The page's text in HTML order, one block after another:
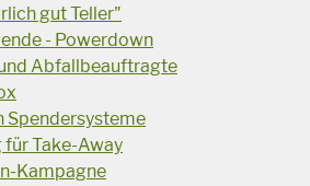
gut Teller"
- Powerdown
Abfallbeauftragte
Spendersysteme
für Take-Away
Kampagne